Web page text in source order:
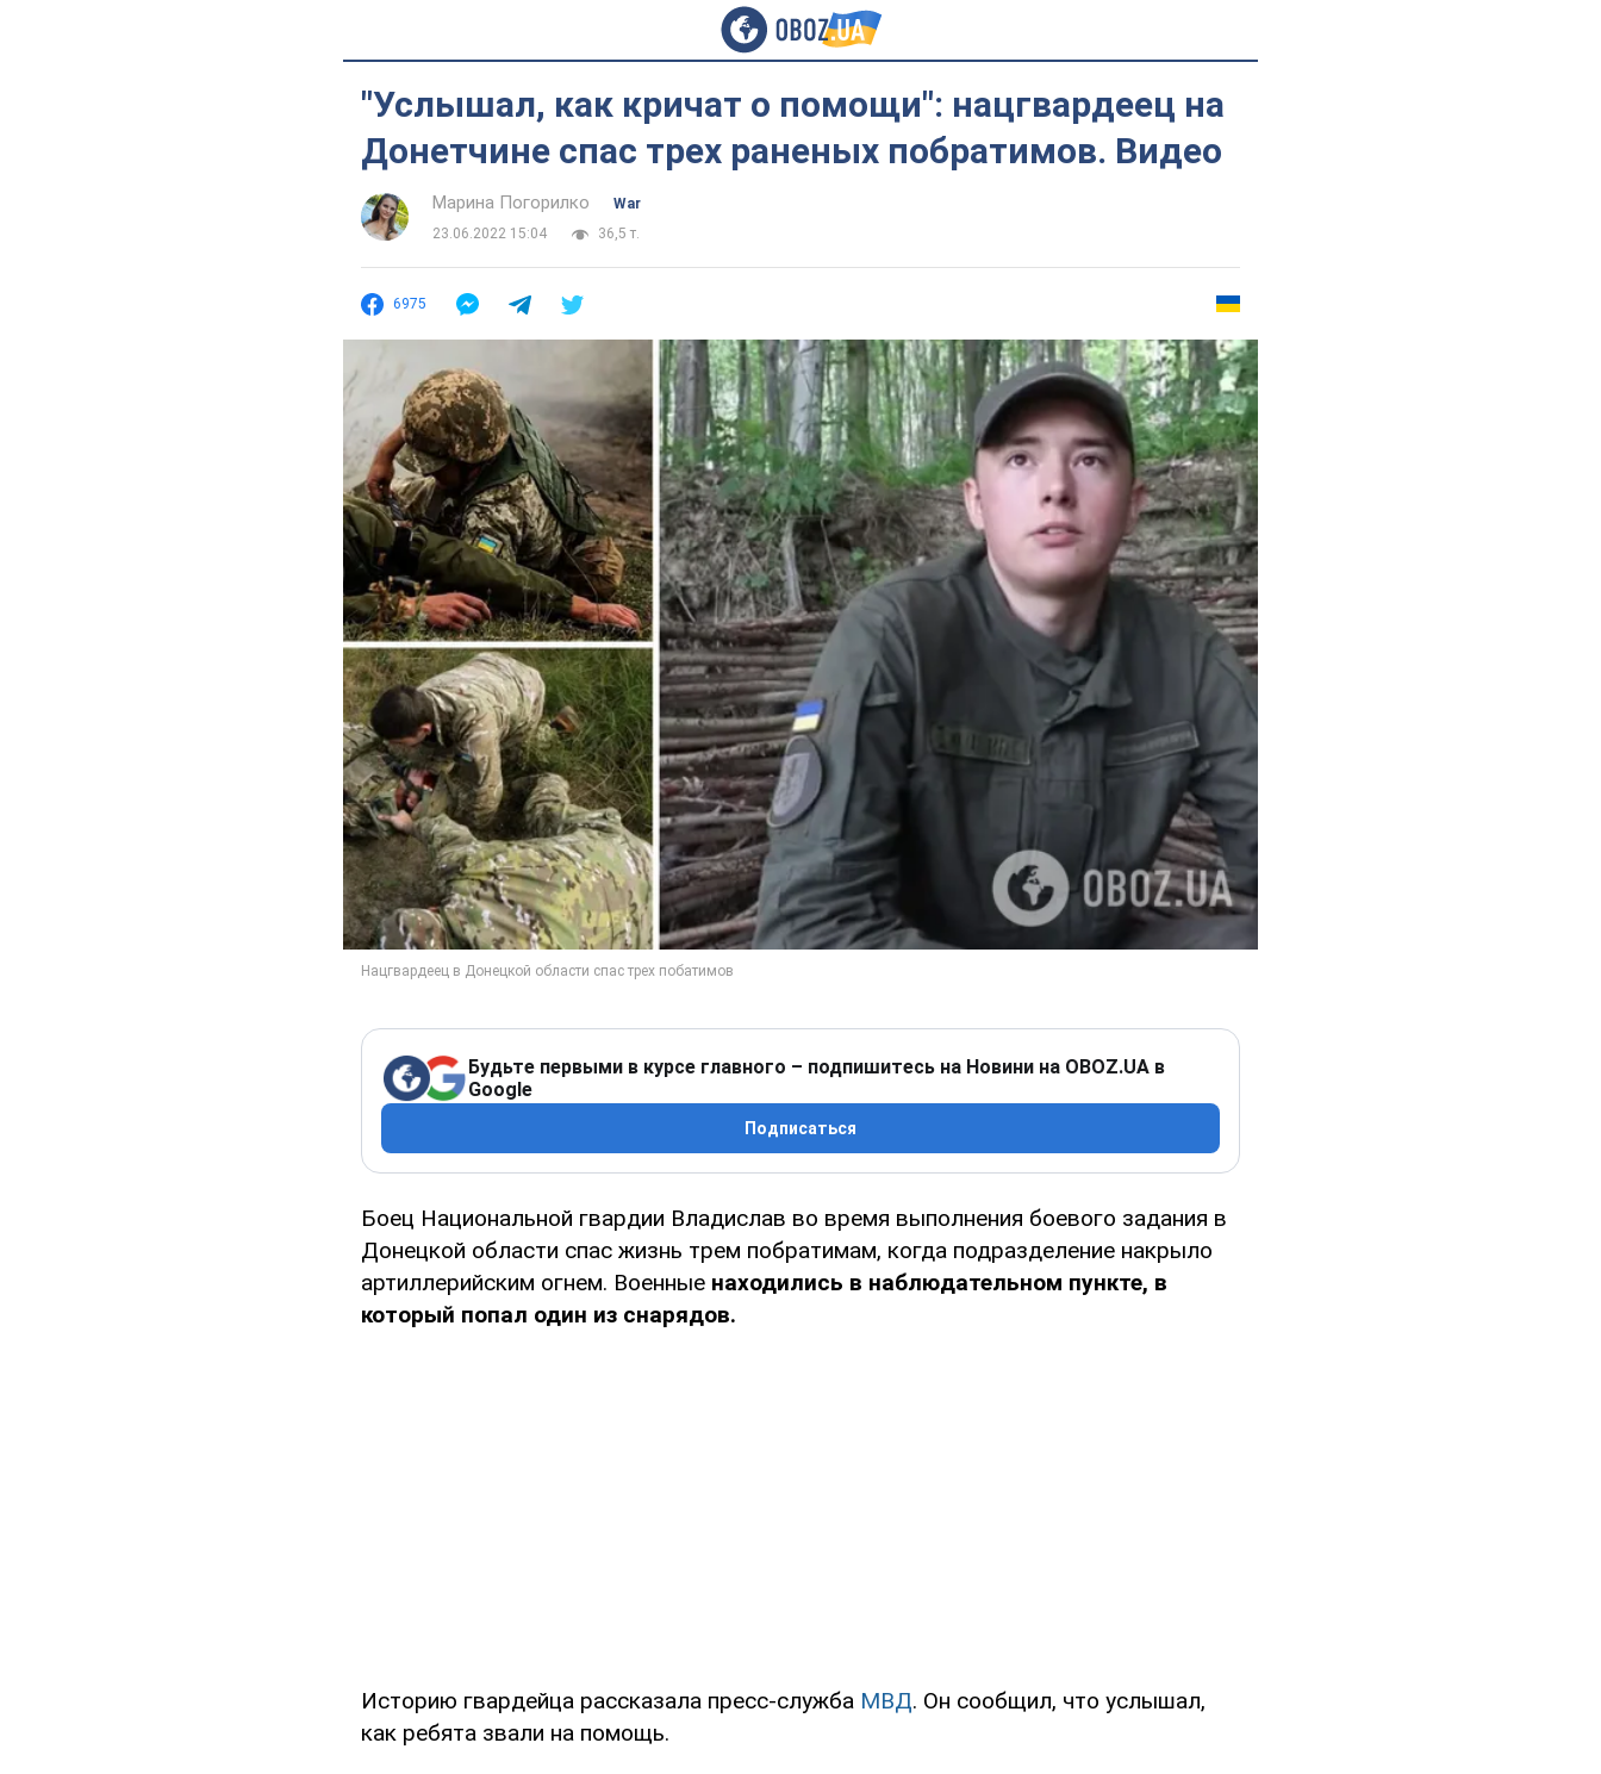
"Услышал, как кричат о помощи": нацгвардеец на
Донетчине спас трех раненых побратимов. Видео
Марина Погорилко
War
23.06.2022 15:04
36,5 т.
6975
Будьте первыми в курсе главного – подпишитесь на Новини на OBOZ.UA в
Google
Подписаться
Боец Национальной гвардии Владислав во время выполнения боевого задания в
Донецкой области спас жизнь трем побратимам, когда подразделение накрыло
артиллерийским огнем. Военные находились в наблюдательном пункте, в
который попал один из снарядов.
Историю гвардейца рассказала пресс-служба МВД. Он сообщил, что услышал,
как ребята звали на помощь.